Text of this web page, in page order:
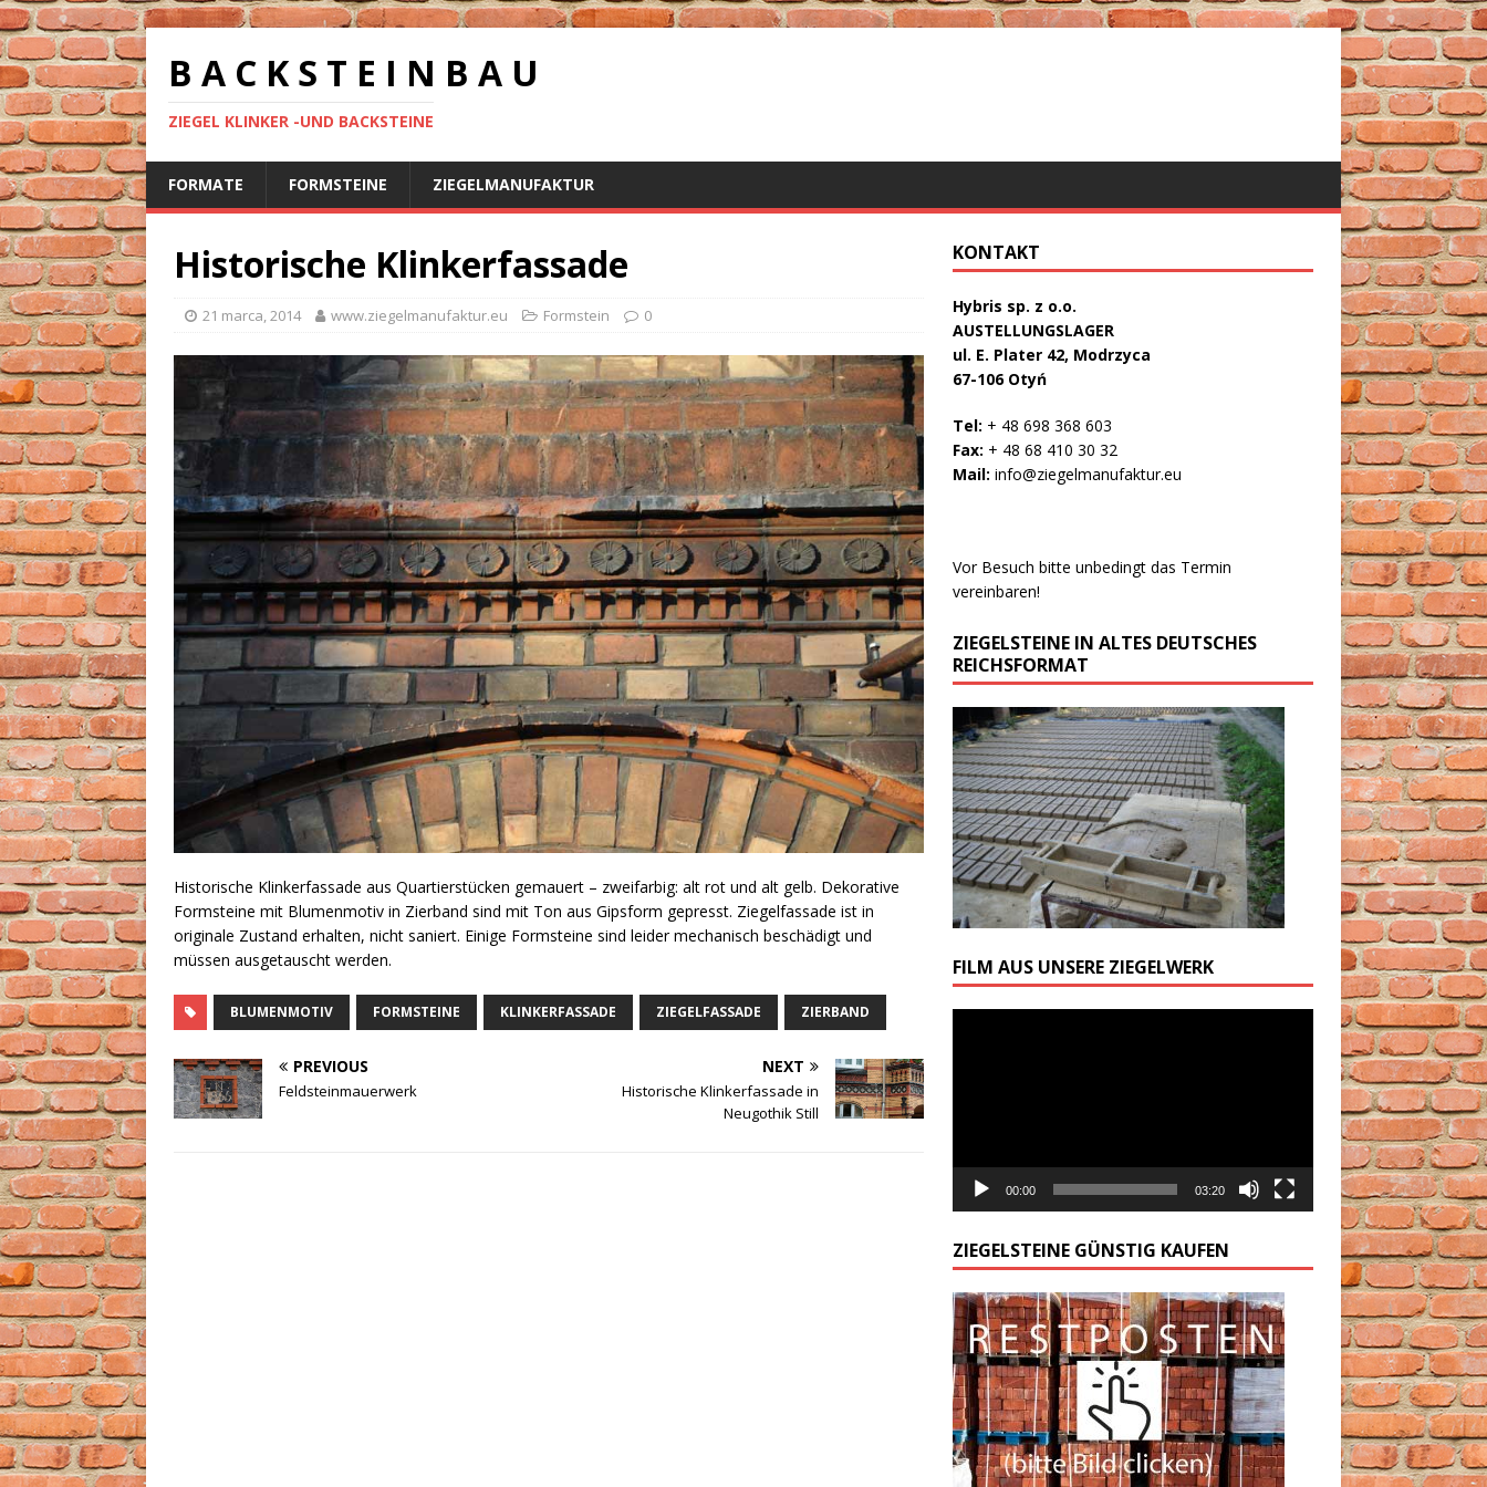
B A C K S T E I N B A U
ZIEGEL KLINKER -UND BACKSTEINE
FORMATE FORMSTEINE ZIEGELMANUFAKTUR
Historische Klinkerfassade
21 marca, 2014 www.ziegelmanufaktur.eu Formstein 0
Historische Klinkerfassade aus Quartierstücken gemauert – zweifarbig: alt rot und alt gelb. Dekorative
Formsteine mit Blumenmotiv in Zierband sind mit Ton aus Gipsform gepresst. Ziegelfassade ist in
originale Zustand erhalten, nicht saniert. Einige Formsteine sind leider mechanisch beschädigt und
müssen ausgetauscht werden.
BLUMENMOTIV FORMSTEINE KLINKERFASSADE ZIEGELFASSADE ZIERBAND
PREVIOUS
Feldsteinmauerwerk
NEXT
Historische Klinkerfassade in
Neugothik Still
KONTAKT
Hybris sp. z o.o.
AUSTELLUNGSLAGER
ul. E. Plater 42, Modrzyca
67-106 Otyń
Tel: + 48 698 368 603
Fax: + 48 68 410 30 32
Mail: info@ziegelmanufaktur.eu
Vor Besuch bitte unbedingt das Termin
vereinbaren!
ZIEGELSTEINE IN ALTES DEUTSCHES
REICHSFORMAT
FILM AUS UNSERE ZIEGELWERK
00:00 03:20
ZIEGELSTEINE GÜNSTIG KAUFEN